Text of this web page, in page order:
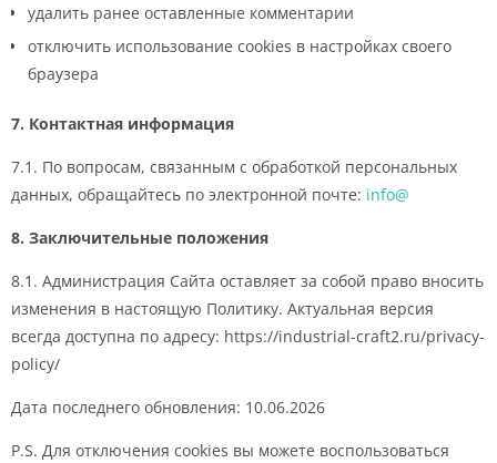
удалить ранее оставленные комментарии
отключить использование cookies в настройках своего
браузера
7. Контактная информация
7.1. По вопросам, связанным с обработкой персональных
данных, обращайтесь по электронной почте: info@
8. Заключительные положения
8.1. Администрация Сайта оставляет за собой право вносить
изменения в настоящую Политику. Актуальная версия
всегда доступна по адресу: https://industrial-craft2.ru/privacy-
policy/
Дата последнего обновления: 10.06.2026
P.S. Для отключения cookies вы можете воспользоваться